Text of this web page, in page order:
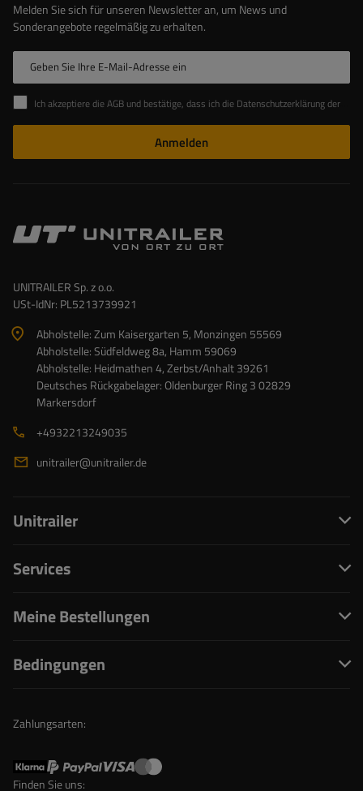
Melden Sie sich für unseren Newsletter an, um News und
Sonderangebote regelmäßig zu erhalten.
Geben Sie Ihre E-Mail-Adresse ein
Ich akzeptiere die AGB und bestätige, dass ich die Datenschutzerklärung der Website zur Kenntnis genommen habe
Anmelden
UNITRAILER Sp. z o.o.
USt-IdNr: PL5213739921
Abholstelle: Zum Kaisergarten 5, Monzingen 55569
Abholstelle: Südfeldweg 8a, Hamm 59069
Abholstelle: Heidmathen 4, Zerbst/Anhalt 39261
Deutsches Rückgabelager: Oldenburger Ring 3 02829
Markersdorf
+4932213249035
unitrailer@unitrailer.de
Unitrailer
Services
Meine Bestellungen
Bedingungen
Zahlungsarten:
Finden Sie uns: